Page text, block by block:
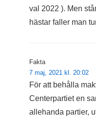
val 2022 ). Men
hästar faller man
Fakta
7 maj, 2021 kl. 20:02
För att behålla
Centerpartiet en
allehanda partier,